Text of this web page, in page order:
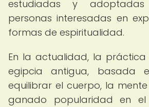
estudiadas y
personas interesadas en
formas de espiritualidad.
En la actualidad, la
egipcia antigua, basada
equilibrar el cuerpo, la
ganado popularidad en